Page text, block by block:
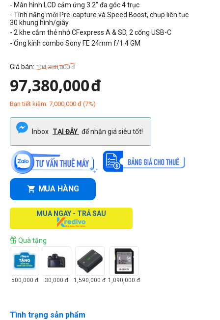
- Màn hình LCD cảm ứng 3.2" đa góc 4 trục
- Tính năng mới Pre-capture và Speed Boost, chụp liên tục
30 khung hình/giây
- 2 khe cắm thẻ nhớ CFexpress A & SD, 2 cổng USB-C
- Ống kính combo Sony FE 24mm f/1.4 GM
Giá bán: 104,380,000 đ
97,380,000đ
Bạn tiết kiệm: 7,000,000 đ (7%)
Inbox TẠI ĐÂY để nhận giá siêu tốt!
MUA HÀNG
MUA NGAY - TRẢ SAU
Quà tặng
500,000 đ 30,000 đ 1,590,000 đ 1,090,000 đ
Tình trạng sản phẩm